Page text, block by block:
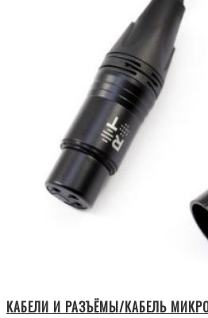
КАБЕЛИ И РАЗЪЁМЫ/КАБЕЛЬ